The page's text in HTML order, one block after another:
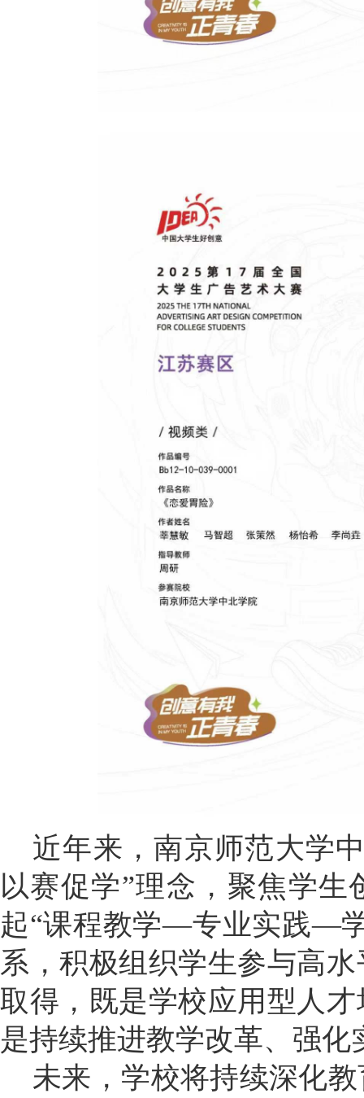
近年来，南京师范大学
以赛促学”理念，聚焦学
起“课程教学—专业实践—
系，积极组织学生参与高
取得，既是学校应用型人
是持续推进教学改革、强
未来，学校将持续深化